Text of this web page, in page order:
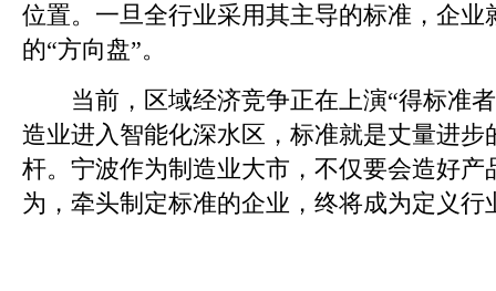
位置。一旦全行业采用其主导的标准，企业
的“方向盘”。
当前，区域经济竞争正在上演“得标准者
造业进入智能化深水区，标准就是丈量进步
杆。宁波作为制造业大市，不仅要会造好产
为，牵头制定标准的企业，终将成为定义行